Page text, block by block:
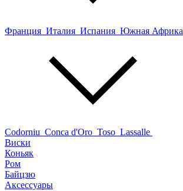
Франция Италия Испания Южная Африка
Codorniu Conca d'Oro Toso Lassalle
Виски
Коньяк
Ром
Байцзю
Аксессуары